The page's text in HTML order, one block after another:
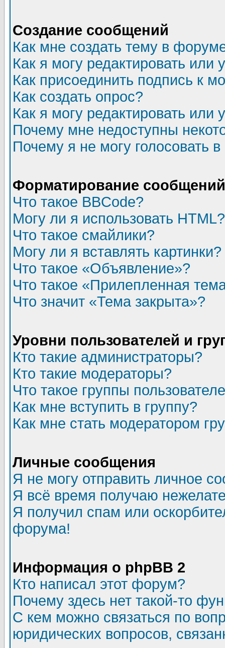
Создание сообщений
Как мне создать тему в
Как я могу редактировать или
Как присоединить подпись к
Как создать опрос?
Как я могу редактировать или
Почему мне недоступны
Почему я не могу голосовать
Форматирование
Что такое BBCode?
Могу ли я использовать HTML?
Что такое смайлики?
Могу ли я вставлять картинки?
Что такое «Объявление»?
Что такое «Прилепленная
Что значит «Тема закрыта»?
Уровни пользователей и
Кто такие администраторы?
Кто такие модераторы?
Что такое группы
Как мне вступить в группу?
Как мне стать модератором
Личные сообщения
Я не могу отправить личное
Я всё время получаю
Я получил спам или
форума!
Информация о phpBB 2
Кто написал этот форум?
Почему здесь нет такой-то
С кем можно связаться по
юридических вопросов,